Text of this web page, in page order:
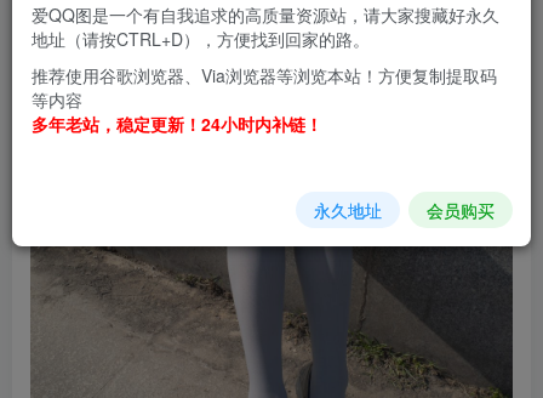
爱QQ图是一个有自我追求的高质量资源站，请大家搜藏好永久
地址（请按CTRL+D），方便找到回家的路。
推荐使用谷歌浏览器、Via浏览器等浏览本站！方便复制提取码
等内容
多年老站，稳定更新！24小时内补链！
永久地址 会员购买